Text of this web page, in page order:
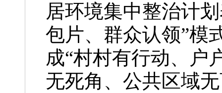
居环境集中整治计
包片、群众认领”模
成“村村有行动、户
无死角、公共区域